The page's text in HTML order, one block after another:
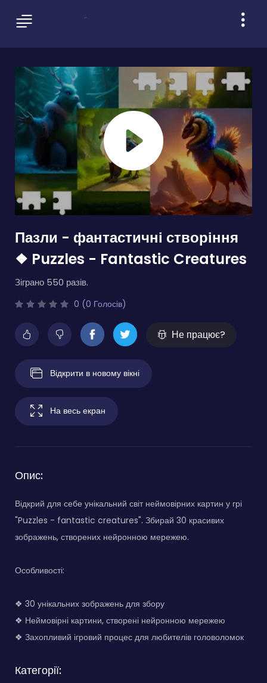
Пазли - фантастичні створіння
❖ Puzzles - Fantastic Creatures
Зіграно 550 разів.
0 (0 Голосів)
Не працює?
Відкрити в новому вікні
На весь екран
Опис:
Відкрий для себе унікальний світ неймовірних картин у грі
"Puzzles - fantastic creatures". Збирай 30 красивих
зображень, створених нейронною мережею.
Особливості:
❖ 30 унікальних зображень для збору
❖ Неймовірні картини, створені нейронною мережею
❖ Захопливий ігровий процес для любителів головоломок
Категорії: